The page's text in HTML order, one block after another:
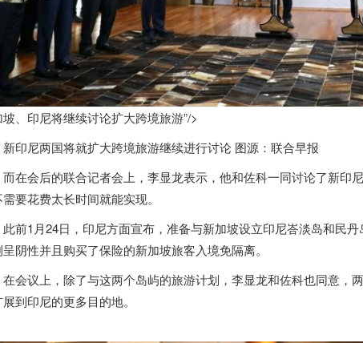
、印尼将继续讨论扩大跨境旅游”/>
新印尼两国将就扩大跨境旅游继续进行讨论 图源：联合早报
而在会后的联合记者会上，李显龙表示，他和佐科一同讨论了新印
要花费太长时间就能实现。
此前1月24日，印尼方面宣布，准备与新加坡设立印尼峇淡岛和民
阴性并且购买了保险的新加坡旅客入境免隔离。
在会议上，除了与这两个岛屿的旅游计划，李显龙和佐科也同意，
到印尼的更多目的地。